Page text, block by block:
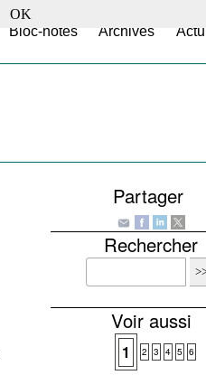
Bloc-notes Archives
Partager
Rechercher
Voir aussi
1 2 3 4 5 6
OK